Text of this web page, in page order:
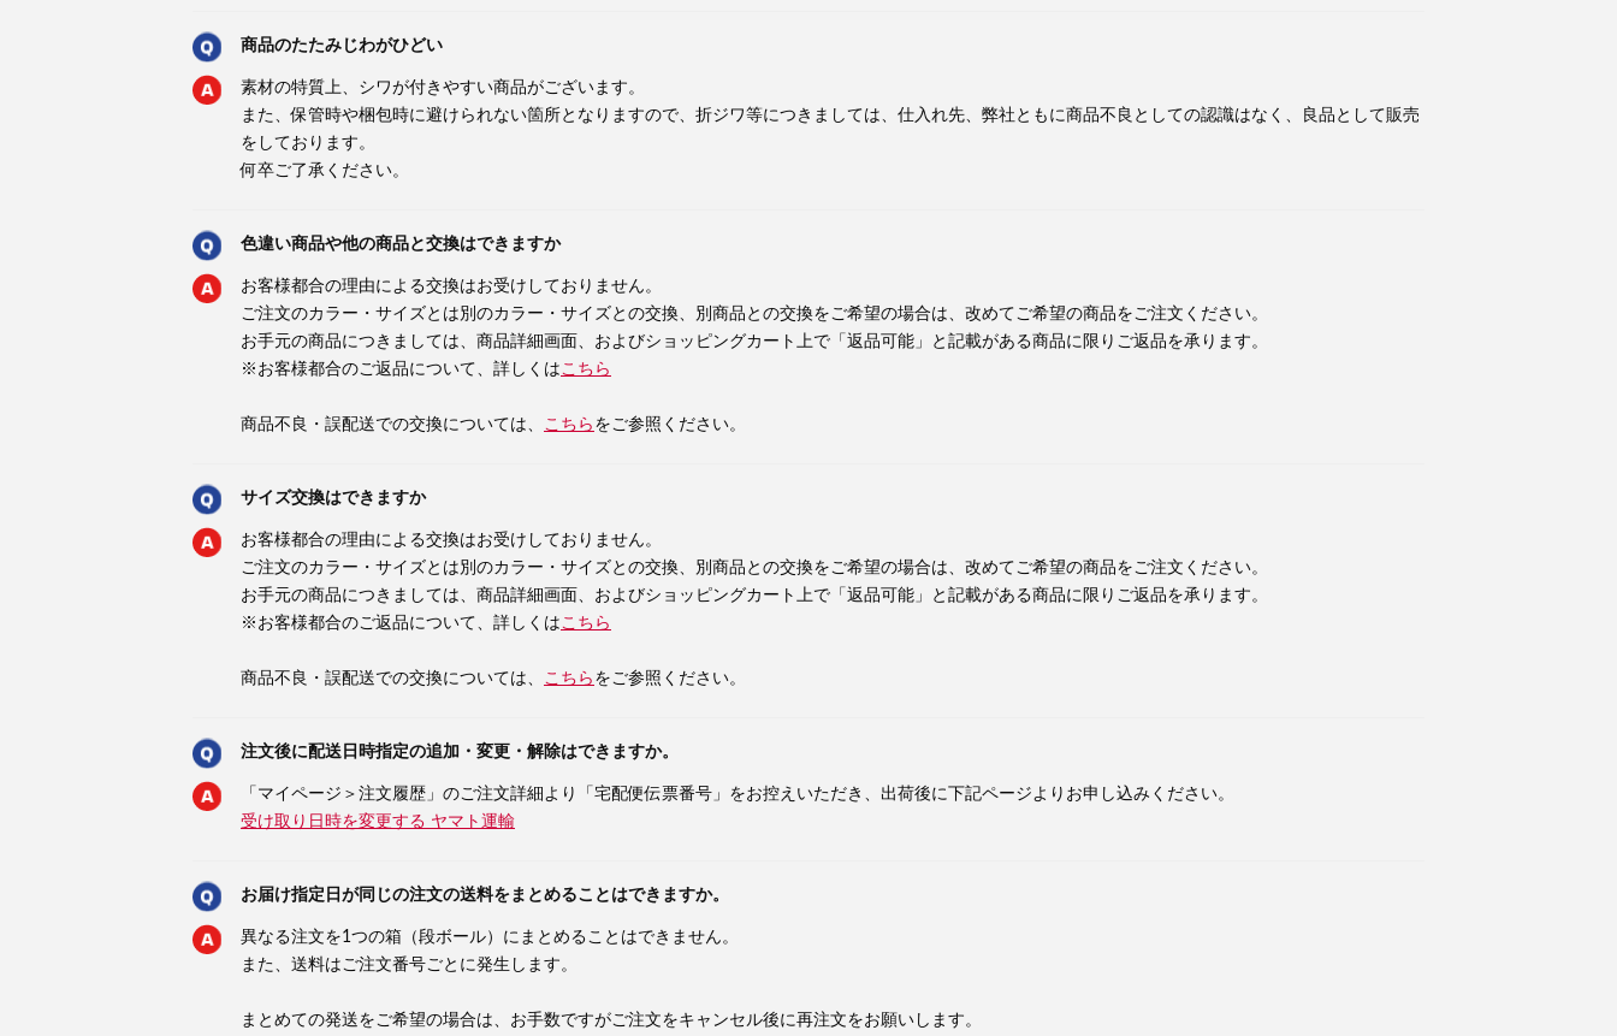
商品のたたみじわがひどい
素材の特質上、シワが付きやすい商品がございます。
また、保管時や梱包時に避けられない箇所となりますので、折ジワ等につきましては、仕入れ先、弊社ともに商品不良としての認識はなく、良品として販売
をしております。
何卒ご了承ください。
色違い商品や他の商品と交換はできますか
お客様都合の理由による交換はお受けしておりません。
ご注文のカラー・サイズとは別のカラー・サイズとの交換、別商品との交換をご希望の場合は、改めてご希望の商品をご注文ください。
お手元の商品につきましては、商品詳細画面、およびショッピングカート上で「返品可能」と記載がある商品に限りご返品を承ります。
※お客様都合のご返品について、詳しくはこちら
商品不良・誤配送での交換については、 こちら をご参照ください。
サイズ交換はできますか
お客様都合の理由による交換はお受けしておりません。
ご注文のカラー・サイズとは別のカラー・サイズとの交換、別商品との交換をご希望の場合は、改めてご希望の商品をご注文ください。
お手元の商品につきましては、商品詳細画面、およびショッピングカート上で「返品可能」と記載がある商品に限りご返品を承ります。
※お客様都合のご返品について、詳しくはこちら
商品不良・誤配送での交換については、 こちら をご参照ください。
注文後に配送日時指定の追加・変更・解除はできますか。
「マイページ＞注文履歴」のご注文詳細より「宅配便伝票番号」をお控えいただき、出荷後に下記ページよりお申し込みください。
受け取り日時を変更する ヤマト運輸
お届け指定日が同じの注文の送料をまとめることはできますか。
異なる注文を1つの箱（段ボール）にまとめることはできません。
また、送料はご注文番号ごとに発生します。
まとめての発送をご希望の場合は、お手数ですがご注文をキャンセル後に再注文をお願いします。